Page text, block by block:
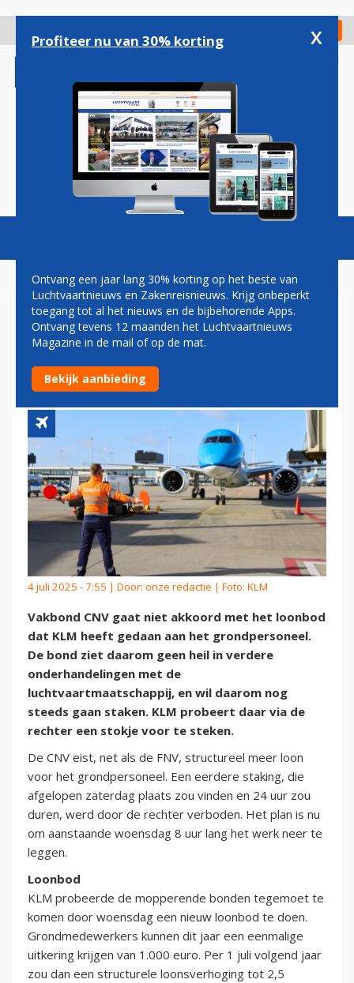
gaan
Check in
Magazine Podcasts Vacatures
CNV VINDT LOONBOD KLM TE
MAGER: STAKING GAAT
VOORALSNOG GEWOON DOOR
4 juli 2025 - 7:55 | Door: onze redactie | Foto: KLM
Vakbond CNV gaat niet akkoord met het loonbod
dat KLM heeft gedaan aan het grondpersoneel.
De bond ziet daarom geen heil in verdere
onderhandelingen met de
luchtvaartmaatschappij, en wil daarom nog
steeds gaan staken. KLM probeert daar via de
rechter een stokje voor te steken.
De CNV eist, net als de FNV, structureel meer loon
voor het grondpersoneel. Een eerdere staking, die
afgelopen zaterdag plaats zou vinden en 24 uur zou
duren, werd door de rechter verboden. Het plan is nu
om aanstaande woensdag 8 uur lang het werk neer te
leggen.
Loonbod
KLM probeerde de mopperende bonden tegemoet te
komen door woensdag een nieuw loonbod te doen.
Grondmedewerkers kunnen dit jaar een eenmalige
uitkering krijgen van 1.000 euro. Per 1 juli volgend jaar
zou dan een structurele loonsverhoging tot 2,5
Profiteer nu van 30% korting x
Ontvang een jaar lang 30% korting op het beste van
Luchtvaartnieuws en Zakenreisnieuws. Krijg onbeperkt
toegang tot al het nieuws en de bijbehorende Apps.
Ontvang tevens 12 maanden het Luchtvaartnieuws
Magazine in de mail of op de mat.
Bekijk aanbieding